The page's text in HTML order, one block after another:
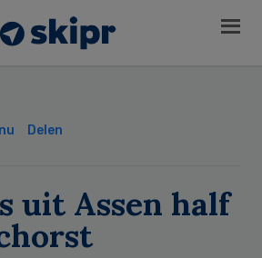
Delen
uit Assen half